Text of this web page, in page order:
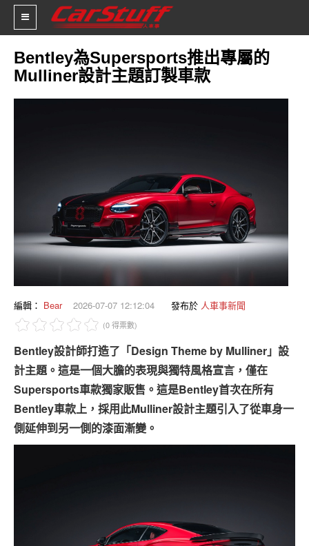
新車價格
促銷訊息
人車軼事
試車報導
專題報導
車型比拼
兩輪世界
Bentley為Supersports推出專屬的
Mulliner設計主題訂製車款
編輯： Bear 2026-07-07 12:12:04 發布於 人車事新聞
(0 得票數)
Bentley設計師打造了「Design Theme by Mulliner」設
計主題。這是一個大膽的表現與獨特風格宣言，僅在
Supersports車款獨家販售。這是Bentley首次在所有
Bentley車款上，採用此Mulliner設計主題引入了從車身一
側延伸到另一側的漆面漸變。